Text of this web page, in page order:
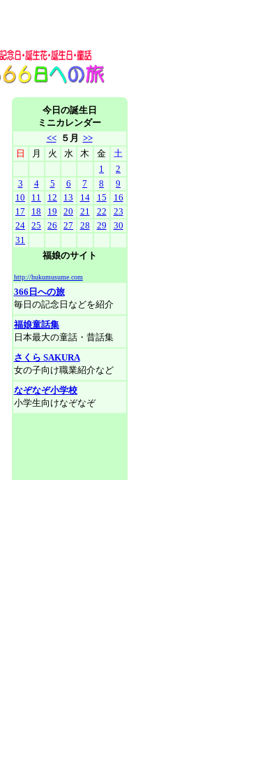
今日の誕生日
ミニカレンダー
<<５月 >>
日
月 火 水 木 金
土
1
2
3
4 5 6 7 8
9
10
11 12 13 14 15
16
17
18 19 20 21 22
23
24 25 26 27 28 29
30
31
福娘のサイト
http://hukumusume.com
366日への旅
毎日の記念日などを紹介
福娘童話集
日本最大の童話・昔話集
さくら SAKURA
女の子向け職業紹介など
なぞなぞ小学校
小学生向けなぞなぞ